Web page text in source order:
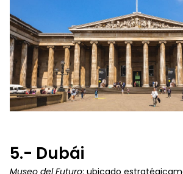
5.- Dubái